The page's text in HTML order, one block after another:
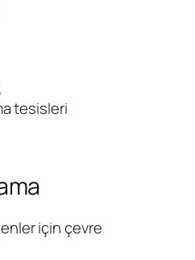
tesisleri
için çevre